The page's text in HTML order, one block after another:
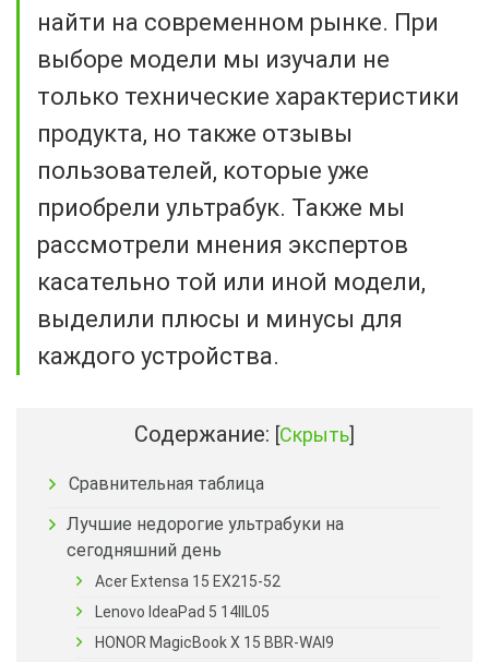
найти на современном рынке. При
выборе модели мы изучали не
только технические характеристики
продукта, но также отзывы
пользователей, которые уже
приобрели ультрабук. Также мы
рассмотрели мнения экспертов
касательно той или иной модели,
выделили плюсы и минусы для
каждого устройства.
Содержание: [Скрыть]
Сравнительная таблица
Лучшие недорогие ультрабуки на
сегодняшний день
Acer Extensa 15 EX215-52
Lenovo IdeaPad 5 14IIL05
HONOR MagicBook X 15 BBR-WAI9